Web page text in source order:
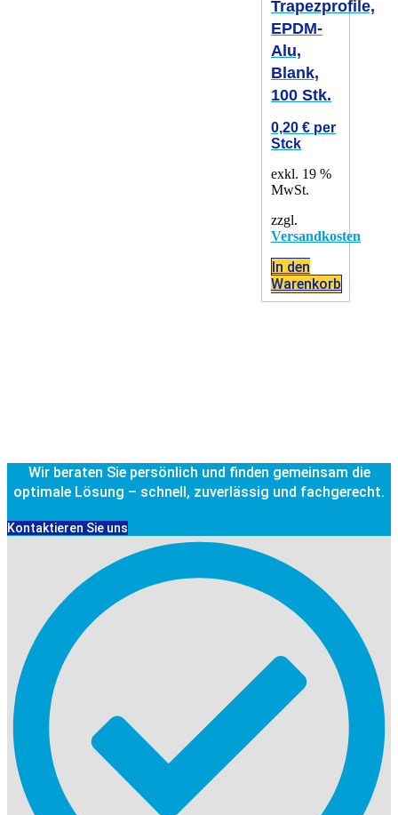
Trapezprofile,
EPDM-
Alu,
Blank,
100 Stk.
0,20 € per
Stck
exkl. 19 %
MwSt.
zzgl.
Versandkosten
In den
Warenkorb
Wir beraten Sie persönlich und finden gemeinsam die
optimale Lösung – schnell, zuverlässig und fachgerecht.
Kontaktieren Sie uns